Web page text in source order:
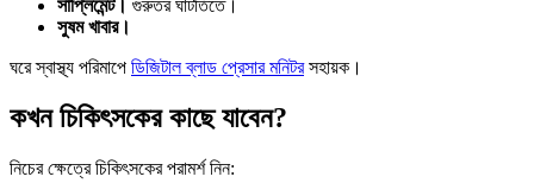
সাপ্লিমেন্ট।
গুরুতর ঘাটতিতে।
সুষম খাবার।
ঘরে স্বাস্থ্য পরিমাপে ডিজিটাল ব্লাড প্রেসার মনিটরসহায়ক।
কখন চিকিৎসকের কাছে যাবেন?
নিচের ক্ষেত্রে চিকিৎসকের পরামর্শ নিন: